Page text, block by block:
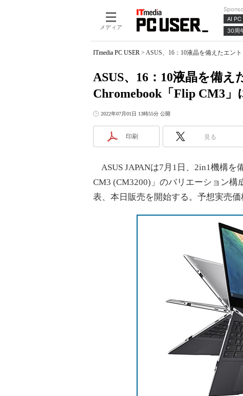
メディア
AI
30周
ITmedia PC USER > ASUS、16：10液晶を備えたエン
ASUS、16：10液晶を備え
Chromebook「Flip CM3
2022年07月01日 13時55分 公開
印刷 見る
ASUS JAPANは7月1日、2in1機構を
CM3 (CM3200)」のバリエーション構
表、本日販売を開始する。予想実売価